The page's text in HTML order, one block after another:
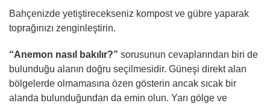
Bahçenizde yetiştirecekseniz kompost ve gübre yaparak
toprağınızı zenginleştirin.
“Anemon nasıl bakılır?” sorusunun cevaplarından biri de
bulunduğu alanın doğru seçilmesidir. Güneşi direkt alan
bölgelerde olmamasına özen gösterin ancak sıcak bir
alanda bulunduğundan da emin olun. Yarı gölge ve